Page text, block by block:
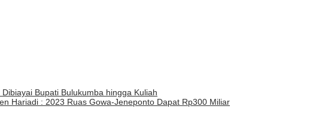
Bupati Bulukumba hingga Kuliah
Hariadi : 2023 Ruas Gowa-Jeneponto Dapat Rp300 Miliar